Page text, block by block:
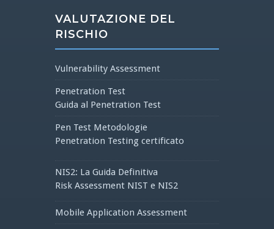
VALUTAZIONE DEL
RISCHIO
Vulnerability Assessment
Penetration Test
Guida al Penetration Test
Pen Test Metodologie
Penetration Testing certificato
NIS2: La Guida Definitiva
Risk Assessment NIST e NIS2
Mobile Application Assessment